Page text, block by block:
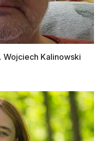
Wojciech Kalinowski